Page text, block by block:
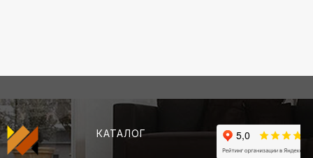
КАТАЛОГ